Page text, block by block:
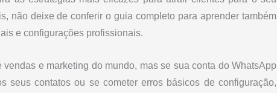
não deixe de conferir o guia completo para aprender também
e configurações profissionais.
e marketing do mundo, mas se sua conta do WhatsApp
seus contatos ou se cometer erros básicos de configuração,